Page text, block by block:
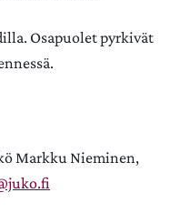
Osapuolet pyrkivät
Markku Nieminen,